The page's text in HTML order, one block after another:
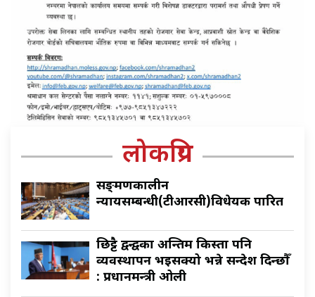
लोकप्रिय
सङ्क्रमणकालीन
न्यायसम्बन्धी(टीआरसी)विधेयक पारित
छिट्टै द्वन्द्वका अन्तिम किस्ता पनि
व्यवस्थापन भइसक्यो भन्ने सन्देश दिन्छौँ
: प्रधानमन्त्री ओली